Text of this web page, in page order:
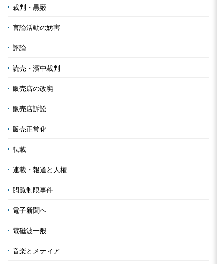
裁判・黒薮
言論活動の妨害
評論
読売・濱中裁判
販売店の改廃
販売店訴訟
販売正常化
転載
連載・報道と人権
閲覧制限事件
電子新聞へ
電磁波一般
音楽とメディア